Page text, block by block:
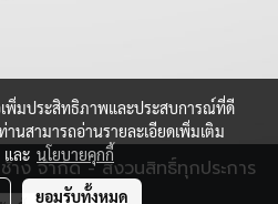
ง จำกัด - สงวนสิทธิ์ทุกประการ
เพิ่มประสิทธิภาพและประสบการณ์ที่ดี
านสามารถอ่านรายละเอียดเพิ่มเติม
และ นโยบายคุกกี้
ยอมรับทั้งหมด